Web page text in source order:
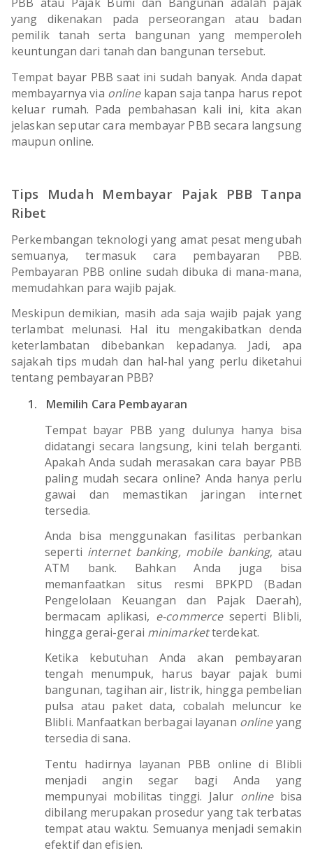
PESISIR BARAT
TULANG BAWANG
TULANG BAWANG BARAT
MESUJI
WAY KANAN
yang dikenakan pada perseorangan atau badan
pemilik tanah serta bangunan yang memperoleh
keuntungan dari tanah dan bangunan tersebut.
Tempat bayar PBB saat ini sudah banyak. Anda dapat
membayarnya via onlinekapan saja tanpa harus repot
keluar rumah. Pada pembahasan kali ini, kita akan
jelaskan seputar cara membayar PBB secara langsung
maupun online.
Tips Mudah Membayar Pajak PBB Tanpa
Ribet
Perkembangan teknologi yang amat pesat mengubah
semuanya, termasuk cara pembayaran PBB.
Pembayaran PBB online sudah dibuka di mana-mana,
memudahkan para wajib pajak.
Meskipun demikian, masih ada saja wajib pajak yang
terlambat melunasi. Hal itu mengakibatkan denda
keterlambatan dibebankan kepadanya. Jadi, apa
sajakah tips mudah dan hal-hal yang perlu diketahui
tentang pembayaran PBB?
1.
Memilih Cara Pembayaran
Tempat bayar PBB yang dulunya hanya bisa
didatangi secara langsung, kini telah berganti.
Apakah Anda sudah merasakan cara bayar PBB
paling mudah secara online? Anda hanya perlu
gawai dan memastikan jaringan internet
tersedia.
Anda bisa menggunakan fasilitas perbankan
seperti internet banking, mobile banking, atau
ATM bank. Bahkan Anda juga bisa
memanfaatkan situs resmi BPKPD (Badan
Pengelolaan Keuangan dan Pajak Daerah),
bermacam aplikasi, e-commerceseperti Blibli,
hingga gerai-gerai minimarketterdekat.
Ketika kebutuhan Anda akan pembayaran
tengah menumpuk, harus bayar pajak bumi
bangunan, tagihan air, listrik, hingga pembelian
pulsa atau paket data, cobalah meluncur ke
Blibli. Manfaatkan berbagai layanan onlineyang
tersedia di sana.
Tentu hadirnya layanan PBB online di Blibli
menjadi angin segar bagi Anda yang
mempunyai mobilitas tinggi. Jalur onlinebisa
dibilang merupakan prosedur yang tak terbatas
tempat atau waktu. Semuanya menjadi semakin
efektif dan efisien.